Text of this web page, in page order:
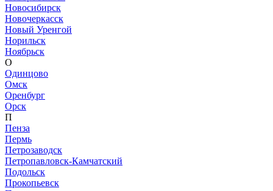
Новосибирск
Новочеркасск
Новый Уренгой
Норильск
Ноябрьск
О
Одинцово
Омск
Оренбург
Орск
П
Пенза
Пермь
Петрозаводск
Петропавловск-Камчатский
Подольск
Прокопьевск